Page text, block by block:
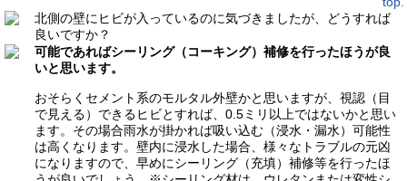
北側の壁にヒビが入っているのに気づきましたが、どうすれば
良いですか？
可能であればシーリング（コーキング）補修を行ったほうが良
いと思います。
おそらくセメント系のモルタル外壁かと思いますが、視認（目
で見える）できるヒビとすれば、0.5ミリ以上ではないかと思い
ます。その場合雨水が掛かれば吸い込む（浸水・漏水）可能性
は高くなります。壁内に浸水した場合、様々なトラブルの元凶
になりますので、早めにシーリング（充填）補修等を行ったほ